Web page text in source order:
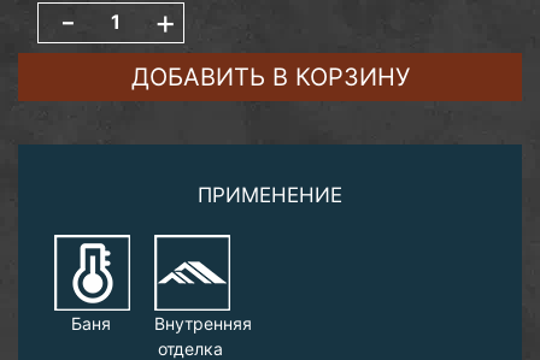
- +
ДОБАВИТЬ В КОРЗИНУ
ПРИМЕНЕНИЕ
Баня
Внутренняя
отделка